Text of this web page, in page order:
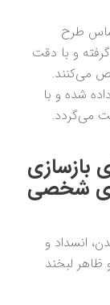
طرح
و با دقت
می‌کنند.
شده و با
می‌گردد.
بازسازی
شخصی
انسداد و
ظاهر لبخند